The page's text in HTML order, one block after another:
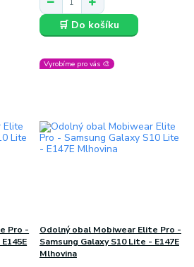
🛒 Do košíku
Pro -
Vyrobíme pro vás 🎨
Odolný obal Mobiwear Elite Pro -
Samsung Galaxy S10 Lite - E147E
Mlhovina